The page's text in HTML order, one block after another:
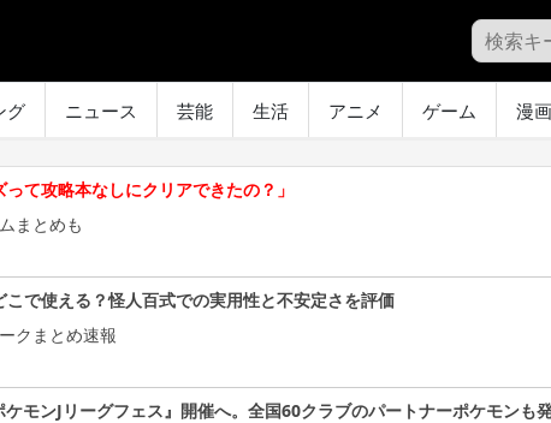
グ ニュース 芸能 生活 アニメ ゲーム 漫画
て攻略本なしにクリアできたの？」
まとめも
こで使える？怪人百式での実用性と不安定さを評価
クまとめ速報
ケモンJリーグフェス』開催へ。全国60クラブのパートナーポケモンも